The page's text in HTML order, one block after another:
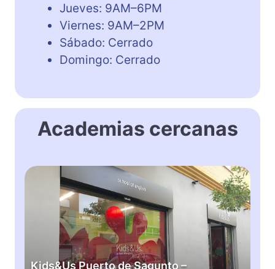
Jueves: 9AM–6PM
Viernes: 9AM–2PM
Sábado: Cerrado
Domingo: Cerrado
Academias cercanas
Kids&Us Puerto de Sagunto –
K